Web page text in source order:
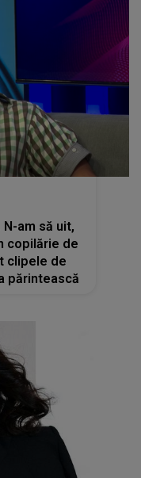
am să uit,
copilărie de
clipele de
părintească